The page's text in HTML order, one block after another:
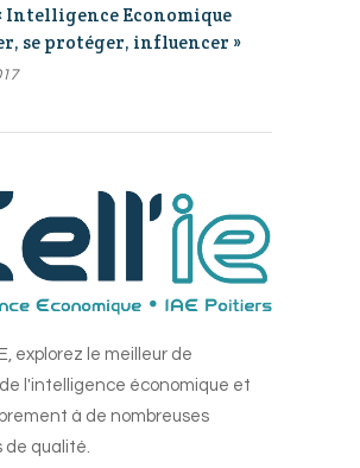
Intelligence Economique
se protéger, influencer »
explorez le meilleur de
l'intelligence économique et
à de nombreuses
de qualité.